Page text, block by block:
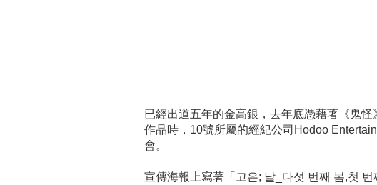
已經出道五年的金高銀，去年底憑藉著《鬼
作品時，10號所屬的經紀公司Hodoo
會。
宣傳海報上寫著「고은; 날_다섯 번째 봄,첫